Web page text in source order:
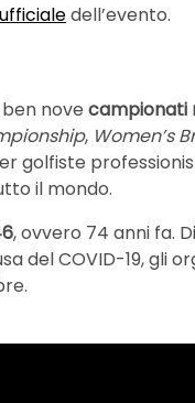
dell’evento.
nove campionati
, Women’s
golfiste
il mondo.
, ovvero 74 anni fa.
del COVID-19, gli